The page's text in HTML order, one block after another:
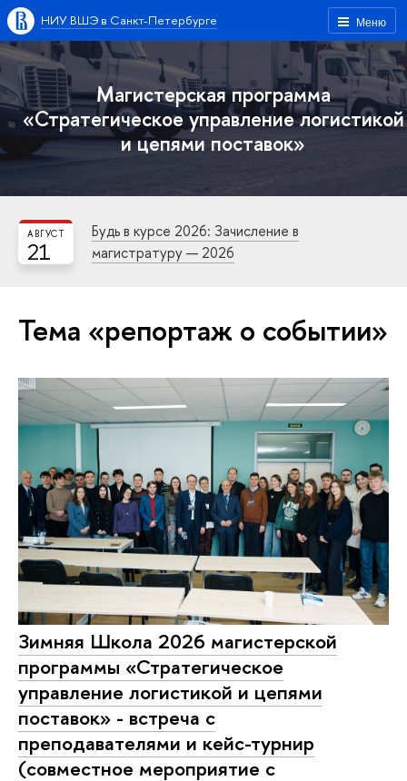
Меню
НИУ ВШЭ в Санкт-Петербурге
Магистерская программа
«Стратегическое управление логистикой
и цепями поставок»
21
АВГУСТ
Будь в курсе 2026: Зачисление в
магистратуру — 2026
Тема «репортаж о событии»
Зимняя Школа 2026 магистерской
программы «Стратегическое
управление логистикой и цепями
поставок» - встреча с
преподавателями и кейс-турнир
(совместное мероприятие с